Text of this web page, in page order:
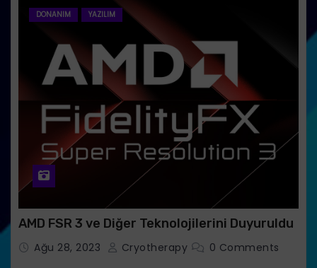
DONANIM YAZILIM
AMD FSR 3 ve Diğer Teknolojilerini Duyuruldu
Ağu 28, 2023 Cryotherapy 0 Comments